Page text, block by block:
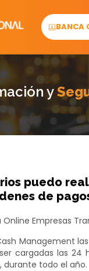
BANCA
y
puedo
de
Online Empresas
Management
cargadas las 24
durante todo el año.